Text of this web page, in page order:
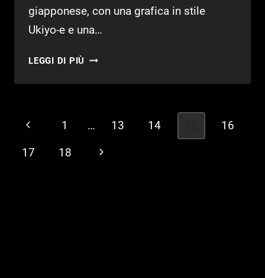
giapponese, con una grafica in stile
Ukiyo-e e una…
LEGGI DI PIÙ ANNUNCIATO
CASTLE
SU
STEAM
Navigazione
pagina
Pagina
Precedente
1 … 13 14
16
17
18
Pagina